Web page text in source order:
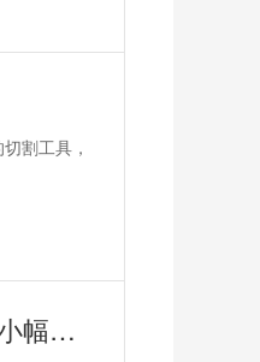
割工具，
新春伊始，钢铁市场迎来开门红国内主要城市建筑钢材价格均小幅上涨